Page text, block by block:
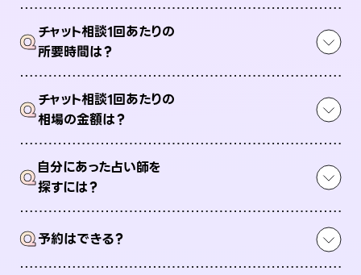
Qチャット相談1回あたりの
所要時間は？
Qチャット相談1回あたりの
相場の金額は？
Q自分にあった占い師を
探すには？
Q予約はできる？